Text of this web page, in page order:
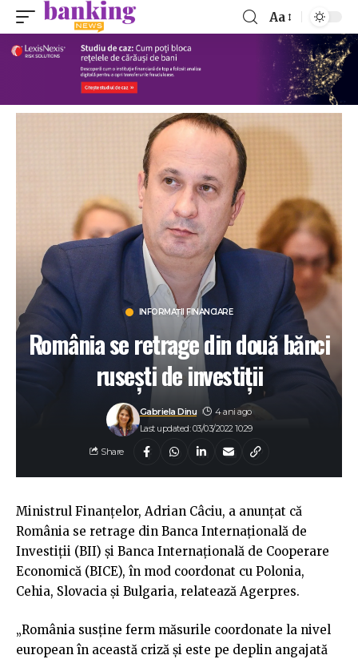
Aa
INFORMAȚII FINANCIARE
România se retrage din două bănci
rusești de investiții
Last updated: 03/03/2022 10:29
Gabriela Dinu 4 ani ago
Share
Ministrul Finanţelor, Adrian Câciu, a anunțat că
România se retrage din Banca Internaţională de
Investiţii (BII) şi Banca Internaţională de Cooperare
Economică (BICE), în mod coordonat cu Polonia,
Cehia, Slovacia şi Bulgaria, relatează Agerpres.
„România susţine ferm măsurile coordonate la nivel
european în această criză şi este pe deplin angajată